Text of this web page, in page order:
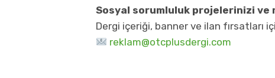
Sosyal sorumluluk projelerinizi ve
Dergi içeriği, banner ve ilan fırsatları
reklam@otcplusdergi.com